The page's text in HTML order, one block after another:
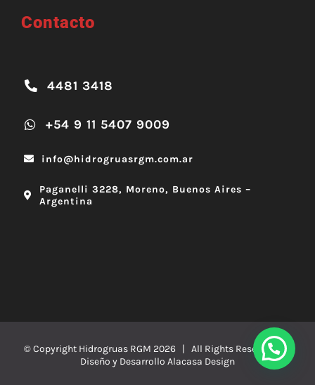
Contacto
4481 3418
+54 9 11 5407 9009
info@hidrogruasrgm.com.ar
Paganelli 3228, Moreno, Buenos Aires –
Argentina
© Copyright Hidrogruas RGM 2026 | All Rights Reserved |
Diseño y Desarrollo Alacasa Design